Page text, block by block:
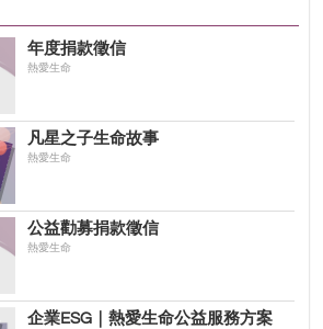
年度捐款徵信
熱愛生命
凡星之子生命故事
熱愛生命
公益勸募捐款徵信
熱愛生命
企業ESG｜熱愛生命公益服務方案